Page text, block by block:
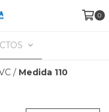
0
/ Medida 110